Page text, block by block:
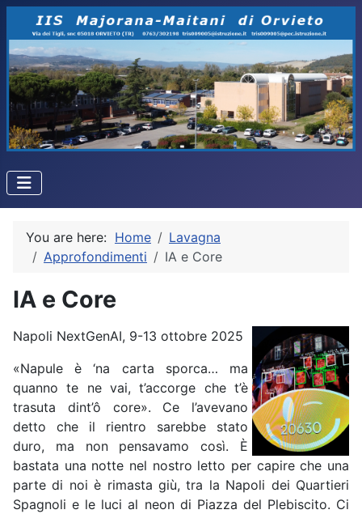
You are here: Home
Lavagna
Approfondimenti
IA e Core
IA e Core
Napoli NextGenAI, 9-13 ottobre 2025
«Napule è ‘na carta sporca… ma
quanno te ne vai, t’accorge che t’è
trasuta dint’ô core». Ce l’avevano
detto che il rientro sarebbe stato
duro, ma non pensavamo così. È
bastata una notte nel nostro letto per capire che una
parte di noi è rimasta giù, tra la Napoli dei Quartieri
Spagnoli e le luci al neon di Piazza del Plebiscito. Ci